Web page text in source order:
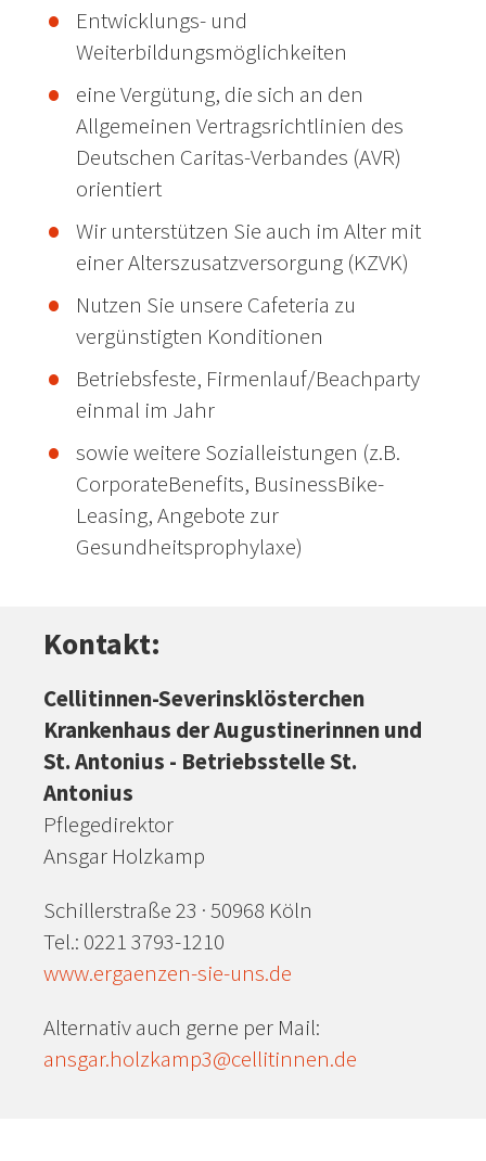
Entwicklungs- und
Weiterbildungsmöglichkeiten
eine Vergütung, die sich an den
Allgemeinen Vertragsrichtlinien des
Deutschen Caritas-Verbandes (AVR)
orientiert
Wir unterstützen Sie auch im Alter mit
einer Alterszusatzversorgung (KZVK)
Nutzen Sie unsere Cafeteria zu
vergünstigten Konditionen
Betriebsfeste, Firmenlauf/Beachparty
einmal im Jahr
sowie weitere Sozialleistungen (z.B.
CorporateBenefits, BusinessBike-
Leasing, Angebote zur
Gesundheitsprophylaxe)
Kontakt:
Cellitinnen-Severinsklösterchen
Krankenhaus der Augustinerinnen und
St. Antonius - Betriebsstelle St.
Antonius
Pflegedirektor
Ansgar Holzkamp
Schillerstraße 23 · 50968 Köln
Tel.: 0221 3793-1210
www.ergaenzen-sie-uns.de
Alternativ auch gerne per Mail:
ansgar.holzkamp3@cellitinnen.de